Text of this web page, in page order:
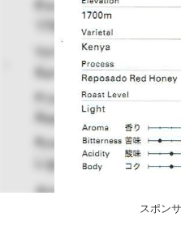
スポン